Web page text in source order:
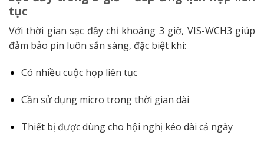
tục
Với thời gian sạc đầy chỉ khoảng 3 giờ, VIS-WCH3 giúp
đảm bảo pin luôn sẵn sàng, đặc biệt khi:
Có nhiều cuộc họp liên tục
Cần sử dụng micro trong thời gian dài
Thiết bị được dùng cho hội nghị kéo dài cả ngày